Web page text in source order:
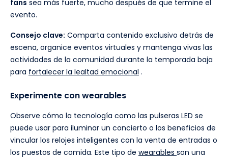
fans sea más fuerte, mucho después de que termine el
evento.
Consejo clave: Comparta contenido exclusivo detrás de
escena, organice eventos virtuales y mantenga vivas las
actividades de la comunidad durante la temporada baja
para fortalecer la lealtad emocional .
Experimente con wearables
Observe cómo la tecnología como las pulseras LED se
puede usar para iluminar un concierto o los beneficios de
vincular los relojes inteligentes con la venta de entradas o
los puestos de comida. Este tipo de wearables son una